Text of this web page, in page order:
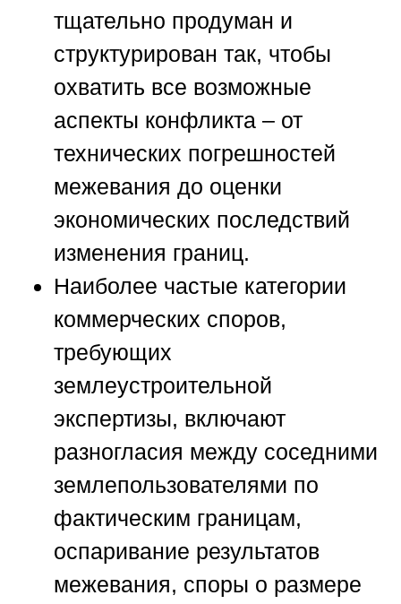
тщательно продуман и
структурирован так, чтобы
охватить все возможные
аспекты конфликта – от
технических погрешностей
межевания до оценки
экономических последствий
изменения границ.
Наиболее частые категории
коммерческих споров,
требующих
землеустроительной
экспертизы, включают
разногласия между соседними
землепользователями по
фактическим границам,
оспаривание результатов
межевания, споры о размере